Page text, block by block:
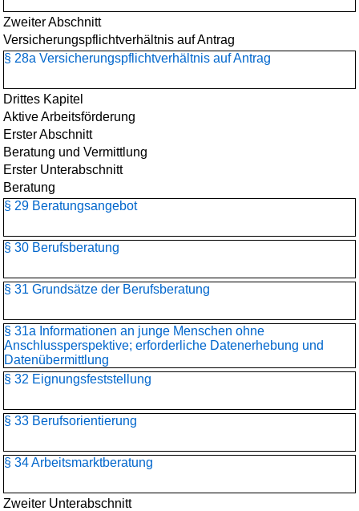
Zweiter Abschnitt
Versicherungspflichtverhältnis auf Antrag
§ 28a Versicherungspflichtverhältnis auf Antrag
Drittes Kapitel
Aktive Arbeitsförderung
Erster Abschnitt
Beratung und Vermittlung
Erster Unterabschnitt
Beratung
§ 29 Beratungsangebot
§ 30 Berufsberatung
§ 31 Grundsätze der Berufsberatung
§ 31a Informationen an junge Menschen ohne
Anschlussperspektive; erforderliche Datenerhebung und
Datenübermittlung
§ 32 Eignungsfeststellung
§ 33 Berufsorientierung
§ 34 Arbeitsmarktberatung
Zweiter Unterabschnitt